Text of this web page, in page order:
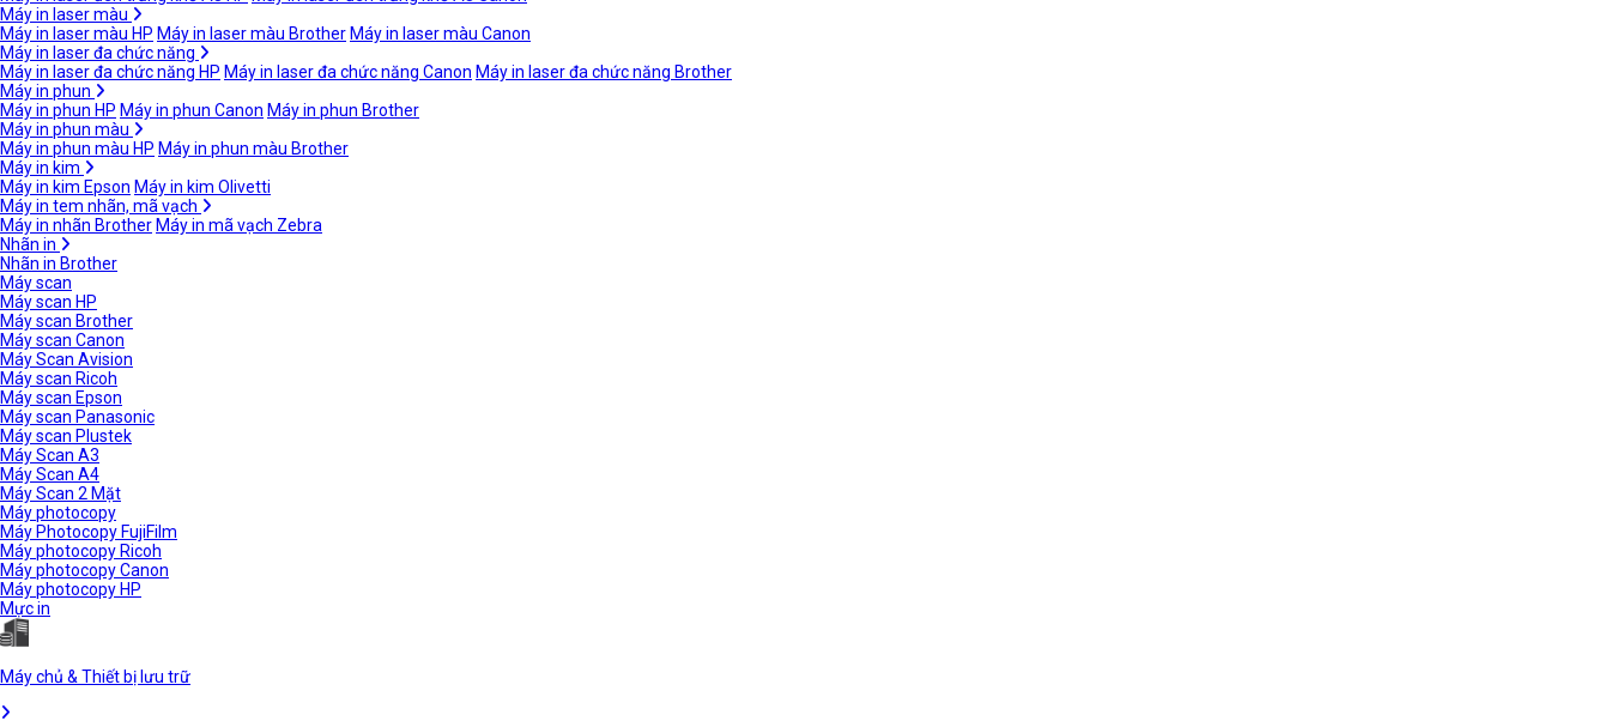
Máy in laser màu
Máy in laser màu HP Máy in laser màu Brother Máy in laser màu Canon
Máy in laser đa chức năng
Máy in laser đa chức năng HP Máy in laser đa chức năng Canon Máy in laser đa chức năng Brother
Máy in phun
Máy in phun HP Máy in phun Canon Máy in phun Brother
Máy in phun màu
Máy in phun màu HP Máy in phun màu Brother
Máy in kim
Máy in kim Epson Máy in kim Olivetti
Máy in tem nhãn, mã vạch
Máy in nhãn Brother Máy in mã vạch Zebra
Nhãn in
Nhãn in Brother
Máy scan
Máy scan HP
Máy scan Brother
Máy scan Canon
Máy Scan Avision
Máy scan Ricoh
Máy scan Epson
Máy scan Panasonic
Máy scan Plustek
Máy Scan A3
Máy Scan A4
Máy Scan 2 Mặt
Máy photocopy
Máy Photocopy FujiFilm
Máy photocopy Ricoh
Máy photocopy Canon
Máy photocopy HP
Mực in
Máy chủ & Thiết bị lưu trữ